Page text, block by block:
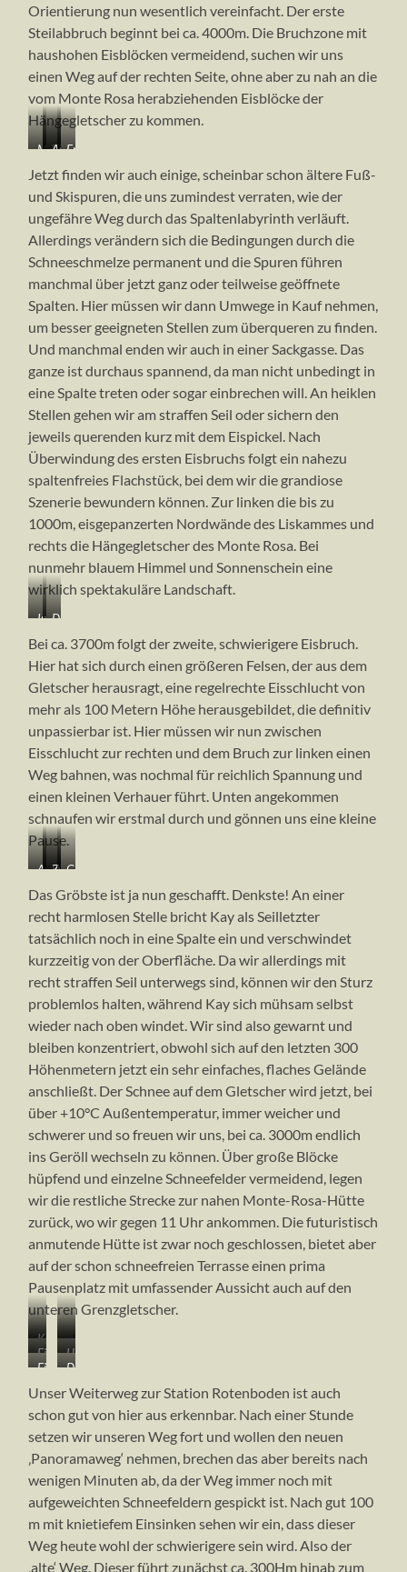
Orientierung nun wesentlich vereinfacht. Der erste
Steilabbruch beginnt bei ca. 4000m. Die Bruchzone mit
haushohen Eisblöcken vermeidend, suchen wir uns
einen Weg auf der rechten Seite, ohne aber zu nah an die
vom Monte Rosa herabziehenden Eisblöcke der
Hängegletscher zu kommen.
Morgens
6
Uhr
Eisiger
und
Nebel,
was
ist
heute?
Auf
oberen
Grenzgletscher,
per
Kompass
grauen
Nichts
Endlich
sich
der
Nebel
Jetzt finden wir auch einige, scheinbar schon ältere Fuß-
und Skispuren, die uns zumindest verraten, wie der
ungefähre Weg durch das Spaltenlabyrinth verläuft.
Allerdings verändern sich die Bedingungen durch die
Schneeschmelze permanent und die Spuren führen
manchmal über jetzt ganz oder teilweise geöffnete
Spalten. Hier müssen wir dann Umwege in Kauf nehmen,
um besser geeigneten Stellen zum überqueren zu finden.
Und manchmal enden wir auch in einer Sackgasse. Das
ganze ist durchaus spannend, da man nicht unbedingt in
eine Spalte treten oder sogar einbrechen will. An heiklen
Stellen gehen wir am straffen Seil oder sichern den
jeweils querenden kurz mit dem Eispickel. Nach
Überwindung des ersten Eisbruchs folgt ein nahezu
spaltenfreies Flachstück, bei dem wir die grandiose
Szenerie bewundern können. Zur linken die bis zu
1000m, eisgepanzerten Nordwände des Liskammes und
rechts die Hängegletscher des Monte Rosa. Bei
nunmehr blauem Himmel und Sonnenschein eine
wirklich spektakuläre Landschaft.
In
ersten
Spaltenzone
Das
immer
straff
auf
Zug
Bei ca. 3700m folgt der zweite, schwierigere Eisbruch.
Hier hat sich durch einen größeren Felsen, der aus dem
Gletscher herausragt, eine regelrechte Eisschlucht von
mehr als 100 Metern Höhe herausgebildet, die definitiv
unpassierbar ist. Hier müssen wir nun zwischen
Eisschlucht zur rechten und dem Bruch zur linken einen
Weg bahnen, was nochmal für reichlich Spannung und
einen kleinen Verhauer führt. Unten angekommen
schnaufen wir erstmal durch und gönnen uns eine kleine
Pause.
Auf
Flachstück
Wegsuche
der
2.
Bruchzone
Zwischen
Spalten
und
dem
Eisbruch
Geschafft!
Fußspuren
zeigen
den
Weg
Das Gröbste ist ja nun geschafft. Denkste! An einer
recht harmlosen Stelle bricht Kay als Seilletzter
tatsächlich noch in eine Spalte ein und verschwindet
kurzzeitig von der Oberfläche. Da wir allerdings mit
recht straffen Seil unterwegs sind, können wir den Sturz
problemlos halten, während Kay sich mühsam selbst
wieder nach oben windet. Wir sind also gewarnt und
bleiben konzentriert, obwohl sich auf den letzten 300
Höhenmetern jetzt ein sehr einfaches, flaches Gelände
anschließt. Der Schnee auf dem Gletscher wird jetzt, bei
über +10°C Außentemperatur, immer weicher und
schwerer und so freuen wir uns, bei ca. 3000m endlich
ins Geröll wechseln zu können. Über große Blöcke
hüpfend und einzelne Schneefelder vermeidend, legen
wir die restliche Strecke zur nahen Monte-Rosa-Hütte
zurück, wo wir gegen 11 Uhr ankommen. Die futuristisch
anmutende Hütte ist zwar noch geschlossen, bietet aber
auf der schon schneefreien Terrasse einen prima
Pausenplatz mit umfassender Aussicht auch auf den
unteren Grenzgletscher.
Kay
macht
noch
Bekanntschaft
mit
einer
Spalte…
…
kann
aber
selbst
wieder
nach
oben
arbeiten
Eislawine
auf
der
Deswegen
geht
man
lieber
der
rechten
Seite
Herrliche
Skiabfahrt.
Leider
wir
keine
Ein
Mal
einsinken.
Im
weichen
kurz
vor
dem
Ausstieg
Die
Monte-
Rosa-
Hütte
auf
Unser Weiterweg zur Station Rotenboden ist auch
schon gut von hier aus erkennbar. Nach einer Stunde
setzen wir unseren Weg fort und wollen den neuen
‚Panoramaweg‘ nehmen, brechen das aber bereits nach
wenigen Minuten ab, da der Weg immer noch mit
aufgeweichten Schneefeldern gespickt ist. Nach gut 100
m mit knietiefem Einsinken sehen wir ein, dass dieser
Weg heute wohl der schwierigere sein wird. Also der
‚alte‘ Weg. Dieser führt zunächst ca. 300Hm hinab zum